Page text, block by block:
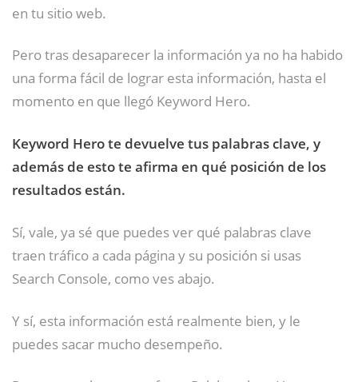
en tu sitio web.
Pero tras desaparecer la información ya no ha habido
una forma fácil de lograr esta información, hasta el
momento en que llegó Keyword Hero.
Keyword Hero te devuelve tus palabras clave, y
además de esto te afirma en qué posición de los
resultados están.
Sí, vale, ya sé que puedes ver qué palabras clave
traen tráfico a cada página y su posición si usas
Search Console, como ves abajo.
Y sí, esta información está realmente bien, y le
puedes sacar mucho desempeño.